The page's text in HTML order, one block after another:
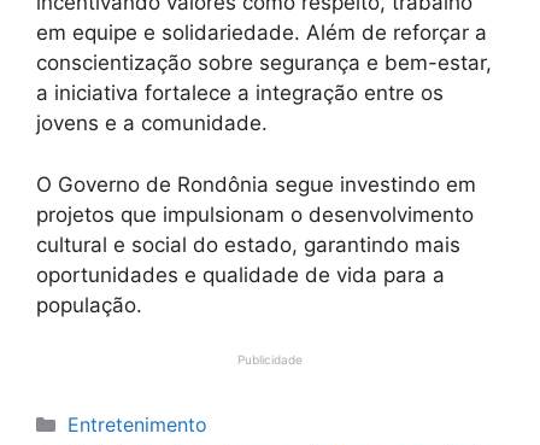
em equipe e solidariedade. Além de reforçar a
conscientização sobre segurança e bem-estar,
a iniciativa fortalece a integração entre os
jovens e a comunidade.
O Governo de Rondônia segue investindo em
projetos que impulsionam o desenvolvimento
cultural e social do estado, garantindo mais
oportunidades e qualidade de vida para a
população.
Publicidade
Categorias
Entretenimento